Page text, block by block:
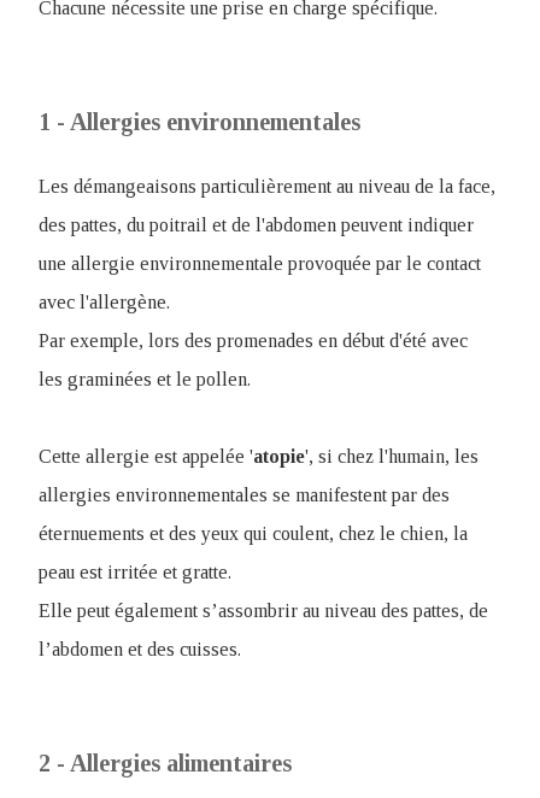
Chacune nécessite une prise en charge spécifique.
1 - Allergies environnementales
Les démangeaisons particulièrement au niveau de la face,
des pattes, du poitrail et de l'abdomen peuvent indiquer
une allergie environnementale provoquée par le contact
avec l'allergène.
Par exemple, lors des promenades en début d'été avec
les graminées et le pollen.
Cette allergie est appelée 'atopie', si chez l'humain, les
allergies environnementales se manifestent par des
éternuements et des yeux qui coulent, chez le chien, la
peau est irritée et gratte.
Elle peut également s’assombrir au niveau des pattes, de
l’abdomen et des cuisses.
2 - Allergies alimentaires